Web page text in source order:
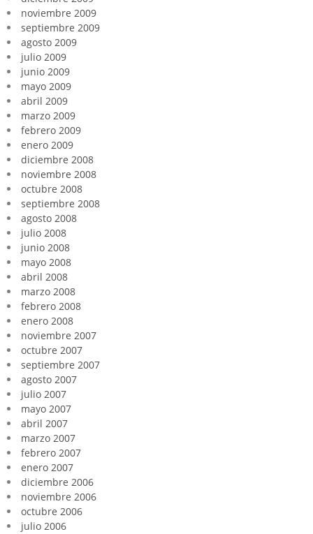
noviembre 2009
septiembre 2009
agosto 2009
julio 2009
junio 2009
mayo 2009
abril 2009
marzo 2009
febrero 2009
enero 2009
diciembre 2008
noviembre 2008
octubre 2008
septiembre 2008
agosto 2008
julio 2008
junio 2008
mayo 2008
abril 2008
marzo 2008
febrero 2008
enero 2008
noviembre 2007
octubre 2007
septiembre 2007
agosto 2007
julio 2007
mayo 2007
abril 2007
marzo 2007
febrero 2007
enero 2007
diciembre 2006
noviembre 2006
octubre 2006
julio 2006